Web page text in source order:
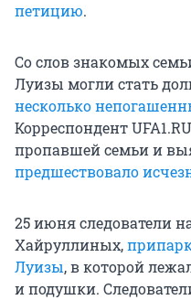
петицию.
Со слов знакомых
Луизы могли стать
несколько
Корреспондент
пропавшей семьи и
предшествовало
25 июня следователи
Хайруллиных,
Луизы, в которой
и подушки.